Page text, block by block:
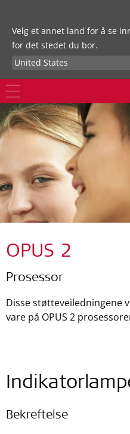
Velg et annet land for å se
for det stedet du bor.
OPUS 2
Prosessor
Disse støtteveiledningene
vare på OPUS 2
Bekreftelse